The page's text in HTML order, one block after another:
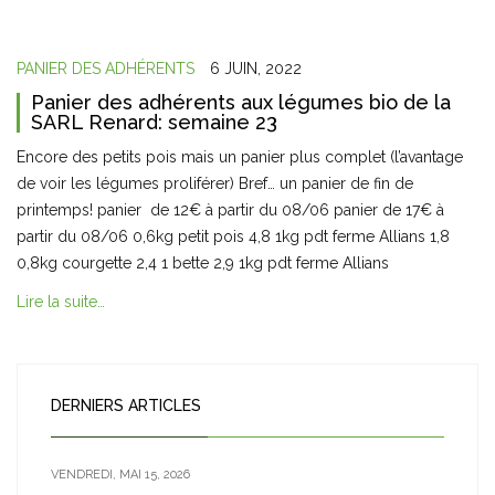
PANIER DES ADHÉRENTS 6 JUIN, 2022
Panier des adhérents aux légumes bio de la
SARL Renard: semaine 23
Encore des petits pois mais un panier plus complet (l’avantage
de voir les légumes proliférer) Bref… un panier de fin de
printemps! panier de 12€ à partir du 08/06 panier de 17€ à
partir du 08/06 0,6kg petit pois 4,8 1kg pdt ferme Allians 1,8
0,8kg courgette 2,4 1 bette 2,9 1kg pdt ferme Allians
Lire la suite…
DERNIERS ARTICLES
VENDREDI, MAI 15, 2026